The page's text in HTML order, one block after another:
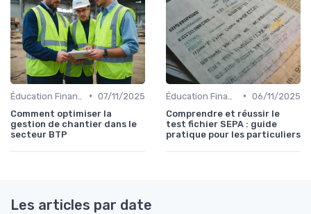
• 07/11/2025
Comment optimiser la
gestion de chantier dans le
secteur BTP
• 06/11/2025
Comprendre et réussir le
test fichier SEPA : guide
pratique pour les particuliers
Les articles par date